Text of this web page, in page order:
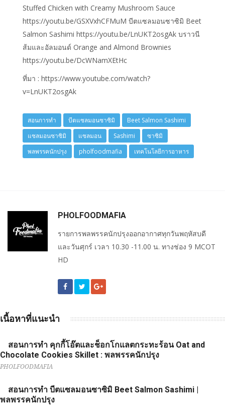
Stuffed Chicken with Creamy Mushroom Sauce
https://youtu.be/GSXVxhCFMuM บีตแซลมอนซาซิมิ Beet
Salmon Sashimi https://youtu.be/LnUKT2osgAk บราวนี
ส้มและอัลมอนด์ Orange and Almond Brownies
https://youtu.be/DcWNamXEtHc
ที่มา : https://www.youtube.com/watch?
v=LnUKT2osgAk
สอนการทำ บีตแซลมอนซาซิมิ
Beet Salmon Sashimi
แซลมอนซาซิมิ
แซลมอน Sashimi
ซาซิมิ
พลพรรคนักปรุง
pholfoodmafia เทคโนโลยีการอาหาร
PHOLFOODMAFIA
รายการพลพรรคนักปรุงออกอากาศทุกวันพฤหัสบดี
และวันศุกร์ เวลา 10.30 -11.00 น. ทางช่อง 9 MCOT
HD
เนื้อหาที่แนะนำ
สอนการทำ คุกกี้โอ๊ตและช็อกโกแลตกระทะร้อน Oat and
Chocolate Cookies Skillet : พลพรรคนักปรุง
PHOLFOODMAFIA
สอนการทำ บีตแซลมอนซาซิมิ Beet Salmon Sashimi |
พลพรรคนักปรุง